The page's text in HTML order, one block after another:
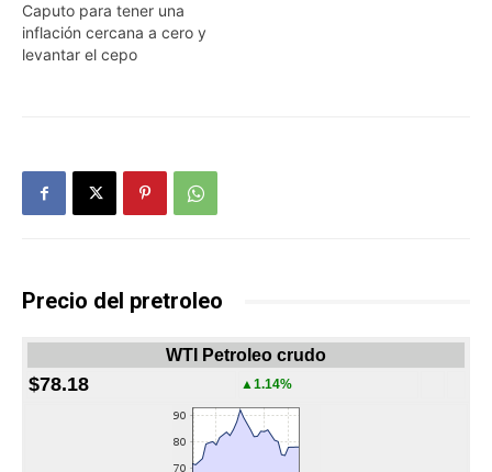
Caputo para tener una
inflación cercana a cero y
levantar el cepo
Precio del pretroleo
WTI Petroleo crudo
$78.18 ▲1.14%